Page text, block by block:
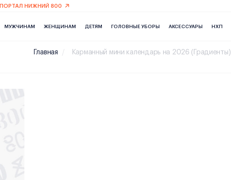
ПОРТАЛ НИЖНИЙ 800
МУЖЧИНАМ ЖЕНЩИНАМ ДЕТЯМ ГОЛОВНЫЕ УБОРЫ АКСЕССУАРЫ НХП
Главная Карманный мини календарь на 2026 (Градиенты)